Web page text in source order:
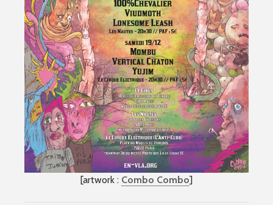
[artwork : Combo Combo]